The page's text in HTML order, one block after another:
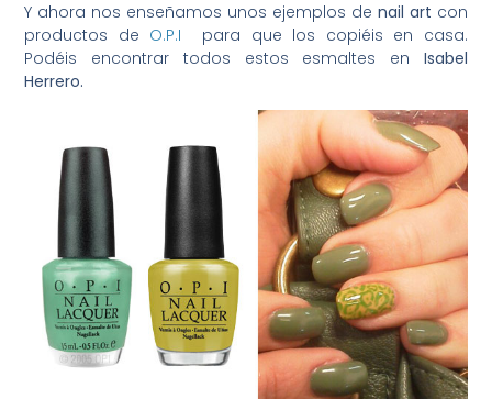
Y ahora nos enseñamos unos ejemplos de nail art con
productos de O.P.I
para que los copiéis en casa.
Podéis encontrar todos estos esmaltes en Isabel
Herrero.